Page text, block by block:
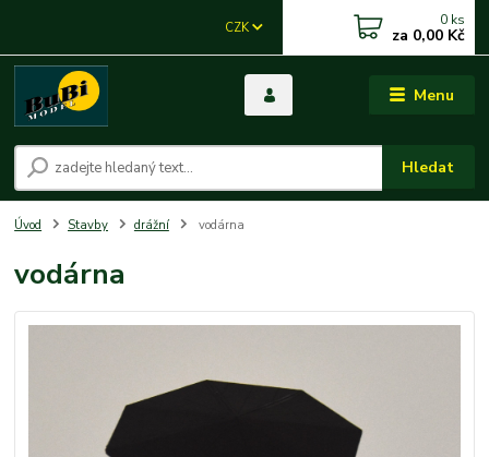
Menu
CZK
Hledat
0 ks
za 0,00 Kč
Úvod Stavby drážní vodárna
vodárna